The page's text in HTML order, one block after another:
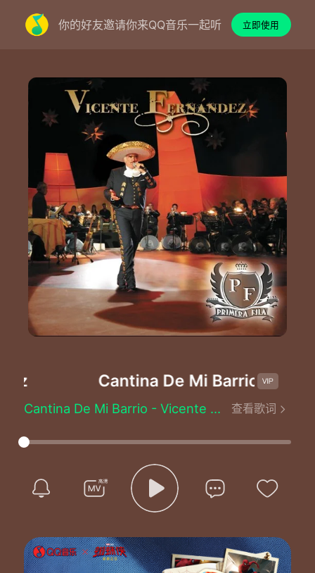
你的好友邀请你来QQ音乐一起听 立即使用
Cantina De Mi Barrio-Vicente
Cantina De Mi Barrio - Vicente Fernández
Refugio del perdido
Donde noche tras noche
Mis penas te conte
Recordando el pasado
Viviendo del presente
Esperando el futuro
Te sabes del principio
La historia de mi vida
Y sabes del motivo
查看歌词